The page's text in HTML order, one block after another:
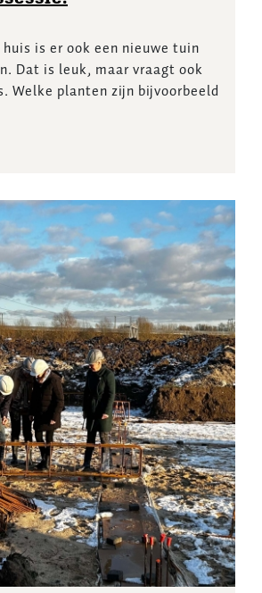
is er ook een nieuwe tuin
Dat is leuk, maar vraagt ook
Welke planten zijn bijvoorbeeld